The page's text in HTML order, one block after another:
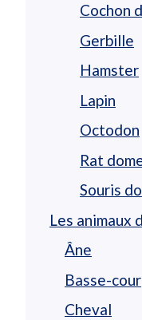
Cochon
Gerbille
Hamster
Lapin
Octodon
Rat
Souris
Les animaux
Âne
Basse-cour
Cheval